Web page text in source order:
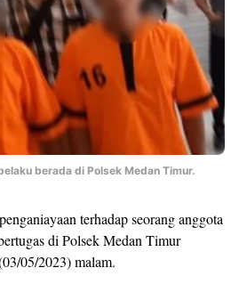
berada di Polsek Medan Timur.
terhadap seorang anggota
di Polsek Medan Timur
05/2023) malam.